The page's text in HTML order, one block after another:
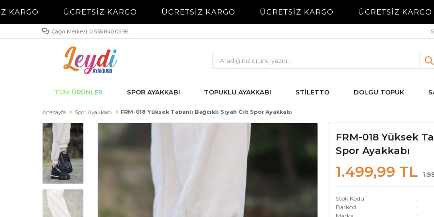
ÜCRETSİZ KARGO ÜCRETSİZ KARGO ÜCRETSİZ KARGO ÜCRETSİZ KARGO
Çağrı Merkezi: 0 536 840 05 96
TÜM ÜRÜNLER SPOR AYAKKABI TOPUKLU AYAKKABI STİLETTO DOLGU TOPUK
Anasayfa Spor Ayakkabı FRM-018 Yüksek Tabanlı Bağcıklı Siyah Cilt Spor Ayakkabı
FRM-018 Yüksek
Spor Ayakkabı
1.499,99 TL
Stok Kodu
Barkod